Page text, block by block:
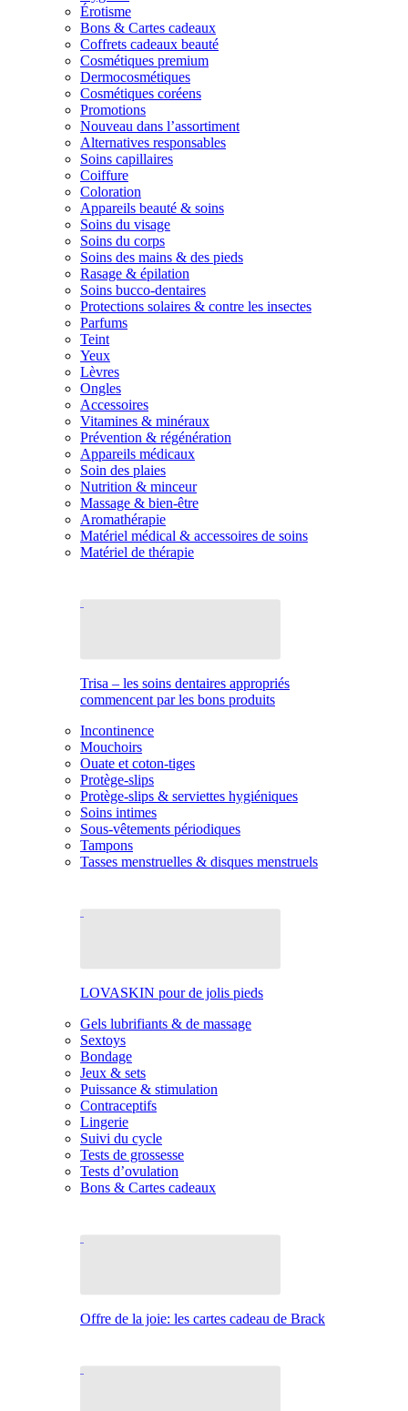
Érotisme
Bons & Cartes cadeaux
Coffrets cadeaux beauté
Cosmétiques premium
Dermocosmétiques
Cosmétiques coréens
Promotions
Nouveau dans l’assortiment
Alternatives responsables
Soins capillaires
Coiffure
Coloration
Appareils beauté & soins
Soins du visage
Soins du corps
Soins des mains & des pieds
Rasage & épilation
Soins bucco-dentaires
Protections solaires & contre les insectes
Parfums
Teint
Yeux
Lèvres
Ongles
Accessoires
Vitamines & minéraux
Prévention & régénération
Appareils médicaux
Soin des plaies
Nutrition & minceur
Massage & bien-être
Aromathérapie
Matériel médical & accessoires de soins
Matériel de thérapie
Trisa – les soins dentaires appropriés
commencent par les bons produits
Incontinence
Mouchoirs
Ouate et coton-tiges
Protège-slips
Protège-slips & serviettes hygiéniques
Soins intimes
Sous-vêtements périodiques
Tampons
Tasses menstruelles & disques menstruels
LOVASKIN pour de jolis pieds
Gels lubrifiants & de massage
Sextoys
Bondage
Jeux & sets
Puissance & stimulation
Contraceptifs
Lingerie
Suivi du cycle
Tests de grossesse
Tests d’ovulation
Bons & Cartes cadeaux
Offre de la joie: les cartes cadeau de Brack